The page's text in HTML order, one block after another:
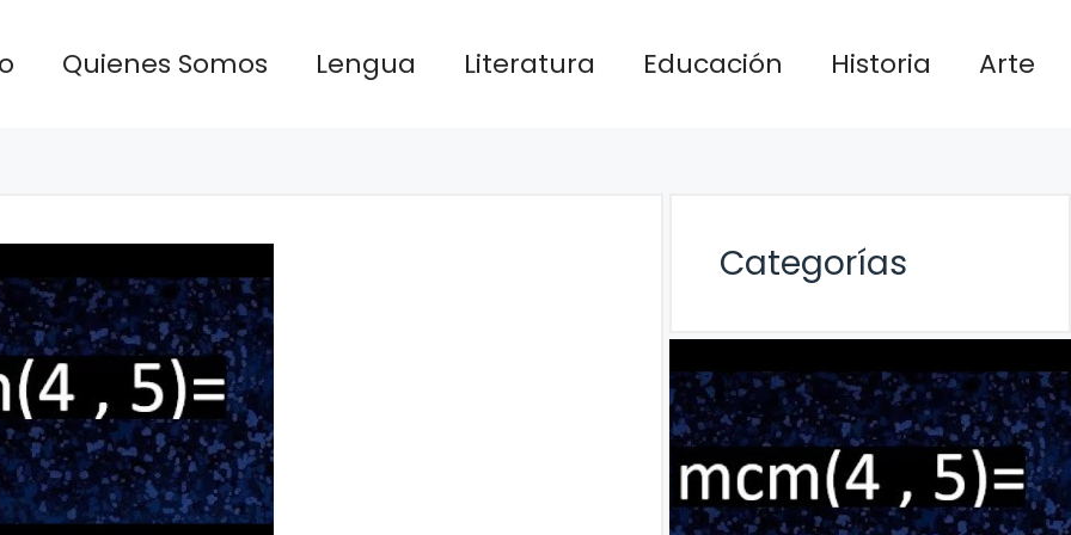
Quienes Somos Lengua Literatura Educación Historia Arte
Categorías